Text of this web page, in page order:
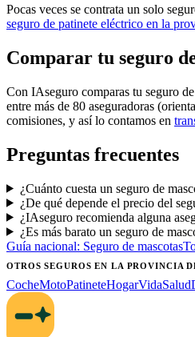
Pocas veces se contrata un solo
seguro de patinete eléctrico en la
Comparar tu seguro
Con IAseguro comparas tu seguro
entre más de 80 aseguradoras
comisiones, y así lo contamos en
Preguntas frecuentes
¿Cuánto cuesta un seguro de
¿De qué depende el precio del
¿IAseguro recomienda alguna
¿Es más barato un seguro de
Guía nacional: Seguro de mascotas
OTROS SEGUROSEN LA PROVINCIA
CocheMotoPatineteHogarVidaSalud